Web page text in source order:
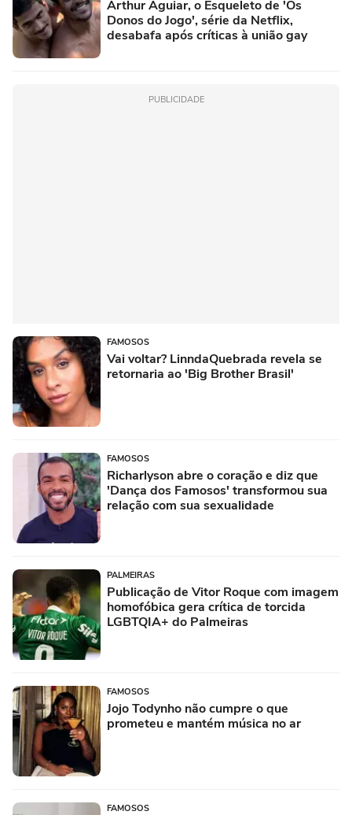
Arthur Aguiar, o Esqueleto de 'Os
Donos do Jogo', série da Netflix,
desabafa após críticas à união gay
PUBLICIDADE
FAMOSOS
Vai voltar? LinndaQuebrada revela se
retornaria ao 'Big Brother Brasil'
FAMOSOS
Richarlyson abre o coração e diz que
'Dança dos Famosos' transformou sua
relação com sua sexualidade
PALMEIRAS
Publicação de Vitor Roque com imagem
homofóbica gera crítica de torcida
LGBTQIA+ do Palmeiras
FAMOSOS
Jojo Todynho não cumpre o que
prometeu e mantém música no ar
FAMOSOS